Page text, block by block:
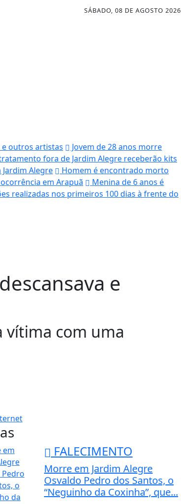
SÁBADO, 08 DE AGOSTO 2026
e outros artistas
Jovem de 28 anos morre
fora de Jardim Alegre receberão kits
Alegre
Homem é encontrado morto
em Arapuã
Menina de 6 anos é
realizadas nos primeiros 100 dias à frente do
e
vítima com uma
FALECIMENTO
Morre em Jardim Alegre
Osvaldo Pedro dos Santos, o
“Neguinho da Coxinha”, que...